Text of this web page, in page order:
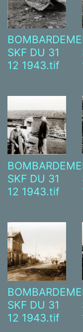
SKF DU 31
12 1943.tif
SKF DU 31
12 1943.tif
SKF DU 31
12 1943.tif